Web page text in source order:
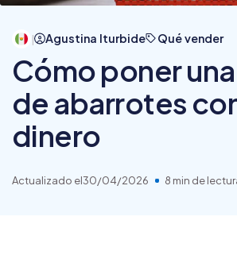
| Agustina Iturbide Qué vender
Cómo poner
de abarrotes
dinero
Actualizado el30/04/2026 8 min de